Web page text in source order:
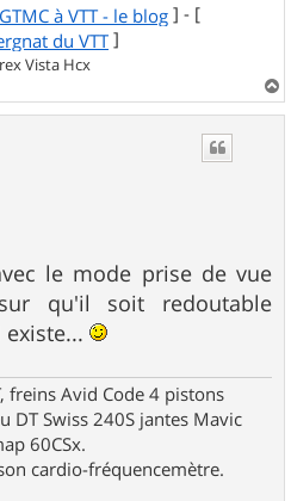
à VTT - le blog ] - [
du VTT ]
Vista Hcx
a
le mode prise de vue
qu'il soit redoutable
freins Avid Code 4 pistons
DT Swiss 240S jantes Mavic
60CSx.
cardio-fréquencemètre.